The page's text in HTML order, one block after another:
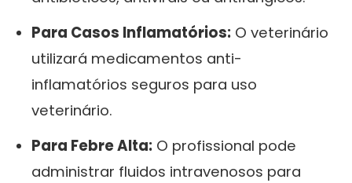
Para Casos Inflamatórios: O veterinário
utilizará medicamentos anti-
inflamatórios seguros para uso
veterinário.
Para Febre Alta: O profissional pode
administrar fluidos intravenosos para